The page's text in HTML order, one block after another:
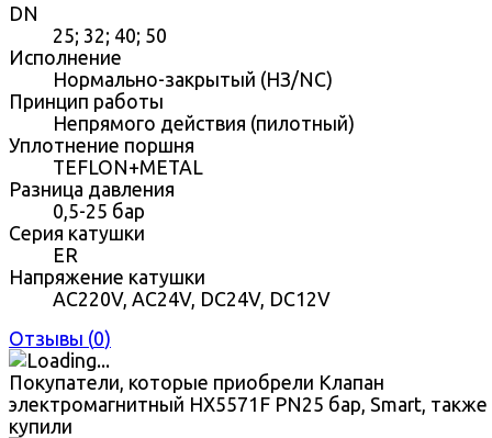
DN
25; 32; 40; 50
Исполнение
Нормально-закрытый (НЗ/NC)
Принцип работы
Непрямого действия (пилотный)
Уплотнение поршня
TEFLON+METAL
Разница давления
0,5-25 бар
Серия катушки
ER
Напряжение катушки
AC220V, AC24V, DC24V, DC12V
Отзывы (0)
Покупатели, которые приобрели Клапан
электромагнитный HX5571F PN25 бар, Smart, также
купили